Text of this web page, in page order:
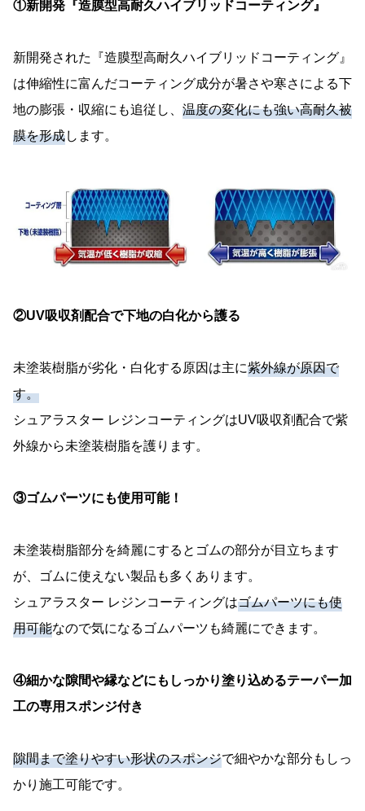
①新開発『造膜型高耐久ハイブリッドコーティング』
新開発された『造膜型高耐久ハイブリッドコーティング』
は伸縮性に富んだコーティング成分が暑さや寒さによる下
地の膨張・収縮にも追従し、 温度の変化にも強い高耐久被
膜を形成します。
②UV吸収剤配合で下地の白化から護る
未塗装樹脂が劣化・白化する原因は主に紫外線が原因で
す。
シュアラスター レジンコーティングはUV吸収剤配合で紫
外線から未塗装樹脂を護ります。
③ゴムパーツにも使用可能！
未塗装樹脂部分を綺麗にするとゴムの部分が目立ちます
が、ゴムに使えない製品も多くあります。
シュアラスター レジンコーティングはゴムパーツにも使
用可能なので気になるゴムパーツも綺麗にできます。
④細かな隙間や縁などにもしっかり塗り込めるテーパー加
工の専用スポンジ付き
隙間まで塗りやすい形状のスポンジで細やかな部分もしっ
かり施工可能です。